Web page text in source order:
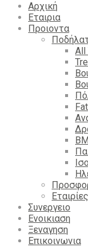
Αρχική
Εταιρια
Προιοντα
All
Εταιρίες
Συνεργειο
Ενοικιαση
Ξεναγηση
Επικοινωνια